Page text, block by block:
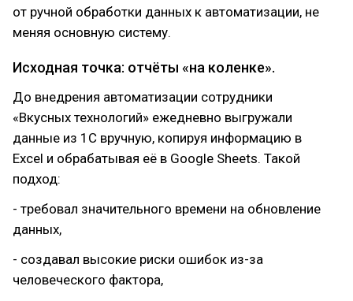
от ручной обработки данных к автоматизации, не
меняя основную систему.
Исходная точка: отчёты «на коленке».
До внедрения автоматизации сотрудники
«Вкусных технологий» ежедневно выгружали
данные из 1С вручную, копируя информацию в
Excel и обрабатывая её в Google Sheets. Такой
подход:
- требовал значительного времени на обновление
данных,
- создавал высокие риски ошибок из-за
человеческого фактора,